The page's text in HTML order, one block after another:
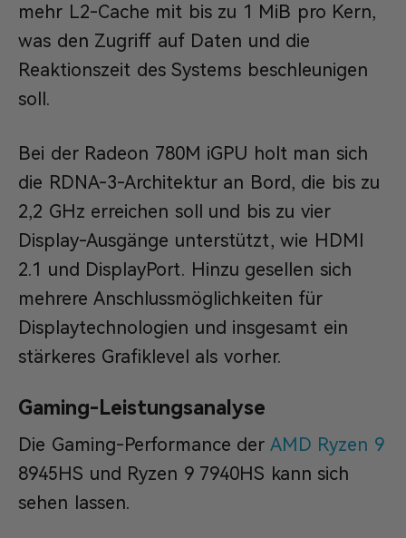
mehr L2-Cache mit bis zu 1 MiB pro Kern,
was den Zugriff auf Daten und die
Reaktionszeit des Systems beschleunigen
soll.
Bei der Radeon 780M iGPU holt man sich
die RDNA-3-Architektur an Bord, die bis zu
2,2 GHz erreichen soll und bis zu vier
Display-Ausgänge unterstützt, wie HDMI
2.1 und DisplayPort. Hinzu gesellen sich
mehrere Anschlussmöglichkeiten für
Displaytechnologien und insgesamt ein
stärkeres Grafiklevel als vorher.
Gaming-Leistungsanalyse
Die Gaming-Performance der AMD Ryzen 9
8945HS und Ryzen 9 7940HS kann sich
sehen lassen.